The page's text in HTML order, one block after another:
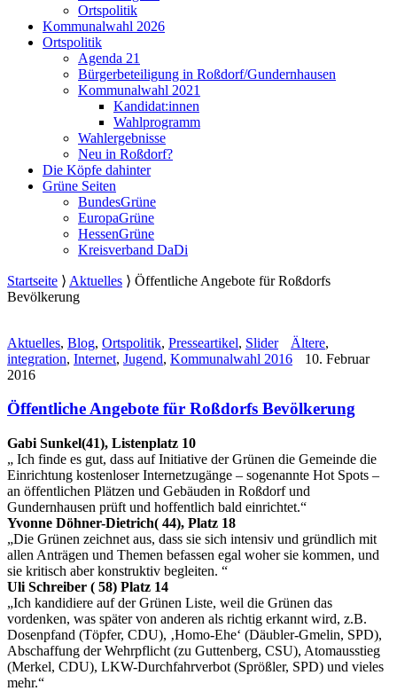
Ortspolitik
Kommunalwahl 2026
Ortspolitik
Agenda 21
Bürgerbeteiligung in Roßdorf/Gundernhausen
Kommunalwahl 2021
Kandidat:innen
Wahlprogramm
Wahlergebnisse
Neu in Roßdorf?
Die Köpfe dahinter
Grüne Seiten
BundesGrüne
EuropaGrüne
HessenGrüne
Kreisverband DaDi
Startseite ⟩ Aktuelles ⟩ Öffentliche Angebote für Roßdorfs
Bevölkerung
Aktuelles, Blog, Ortspolitik, Presseartikel, Slider Ältere,
integration, Internet, Jugend, Kommunalwahl 2016
10. Februar
2016
Öffentliche Angebote für Roßdorfs Bevölkerung
Gabi Sunkel(41), Listenplatz 10
„ Ich finde es gut, dass auf Initiative der Grünen die Gemeinde die
Einrichtung kostenloser Internetzugänge – sogenannte Hot Spots –
an öffentlichen Plätzen und Gebäuden in Roßdorf und
Gundernhausen prüft und hoffentlich bald einrichtet.“
Yvonne Döhner-Dietrich( 44), Platz 18
„Die Grünen zeichnet aus, dass sie sich intensiv und gründlich mit
allen Anträgen und Themen befassen egal woher sie kommen, und
sie kritisch aber konstruktiv begleiten. “
Uli Schreiber ( 58) Platz 14
„Ich kandidiere auf der Grünen Liste, weil die Grünen das
vordenken, was später von anderen als richtig erkannt wird, z.B.
Dosenpfand (Töpfer, CDU), ‚Homo-Ehe‘ (Däubler-Gmelin, SPD),
Abschaffung der Wehrpflicht (zu Guttenberg, CSU), Atomausstieg
(Merkel, CDU), LKW-Durchfahrverbot (Sprößler, SPD) und vieles
mehr.“